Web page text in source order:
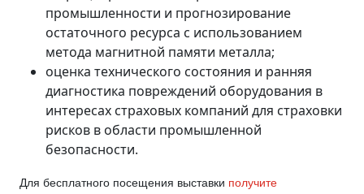
промышленности и прогнозирование
остаточного ресурса с использованием
метода магнитной памяти металла;
оценка технического состояния и ранняя
диагностика повреждений оборудования в
интересах страховых компаний для страховки
рисков в области промышленной
безопасности.
Для бесплатного посещения выставки получите